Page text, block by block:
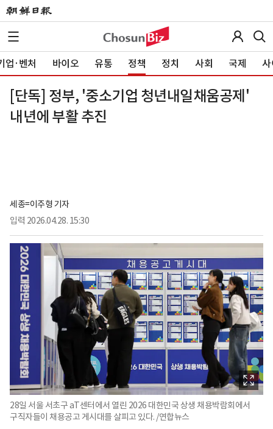
업·벤처 바이오 유통 정책 정치 사회 국제 사
[단독] 정부, '중소기업 청년내일채움공제'
내년에 부활 추진
세종=이주형 기자
입력 2026.04.28. 15:30
28일 서울 서초구 aT센터에서 열린 2026 대한민국 상생 채용박람회에서
구직자들이 채용공고 게시대를 살피고 있다. /연합뉴스